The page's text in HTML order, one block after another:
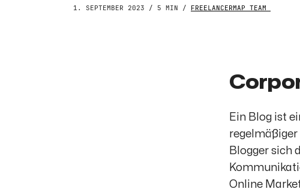
1. SEPTEMBER 2023 / 5 MIN / FREELANCERMAP TEAM
Ein Blog ist
Blogger sich
Online